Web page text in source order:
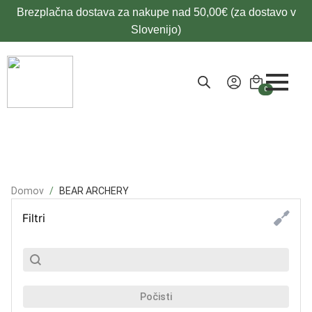
Brezplačna dostava za nakupe nad 50,00€ (za dostavo v
Slovenijo)
0
Domov BEAR ARCHERY
Filtri
SubSearch
Search content
Počisti